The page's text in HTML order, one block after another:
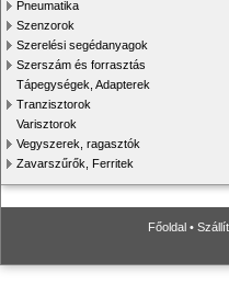
Pneumatika
Szenzorok
Szerelési segédanyagok
Szerszám és forrasztás
Tápegységek, Adapterek
Tranzisztorok
Varisztorok
Vegyszerek, ragasztók
Zavarszűrők, Ferritek
Főoldal •